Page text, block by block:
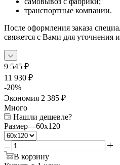
транспортные компании.
После оформления заказа
свяжется с Вами для уточнения
9 545 ₽
11 930 ₽
-20%
Экономия 2 385 ₽
Много
Нашли дешевле?
Размер—60x120
В корзину